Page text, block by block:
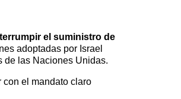
el suministro de
adoptadas por Israel
de las Naciones Unidas.
el mandato claro